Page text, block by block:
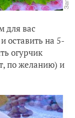
для вас
оставить на 5-
огурчик
по желанию) и